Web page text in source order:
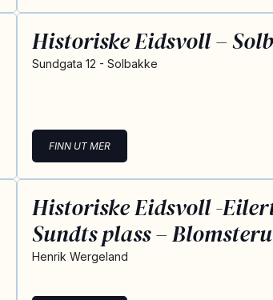
Historiske Eidsvoll –
Sundgata 12 - Solbakke
FINN UT MER
Historiske Eidsvoll -
Sundts plass –
Henrik Wergeland